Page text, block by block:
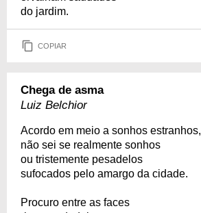
do jardim.
COPIAR
Chega de asma
Luiz Belchior
Acordo em meio a sonhos estranhos,
não sei se realmente sonhos
ou tristemente pesadelos
sufocados pelo amargo da cidade.
Procuro entre as faces